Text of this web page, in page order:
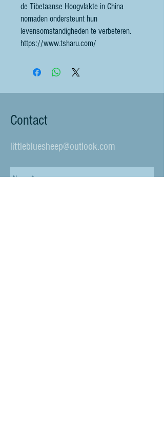
de Tibetaanse Hoogvlakte in China
nomaden ondersteunt hun
levensomstandigheden te verbeteren.
https://www.tsharu.com/
Contact
littlebluesheep@outlook.com